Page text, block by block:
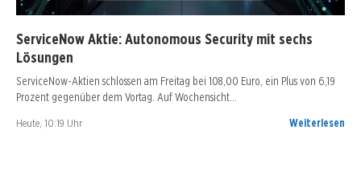
ServiceNow Aktie: Autonomous Security mit sechs
Lösungen
ServiceNow-Aktien schlossen am Freitag bei 108,00 Euro, ein Plus von 6,19
Prozent gegenüber dem Vortag. Auf Wochensicht…
Heute, 10:19 Uhr Weiterlesen